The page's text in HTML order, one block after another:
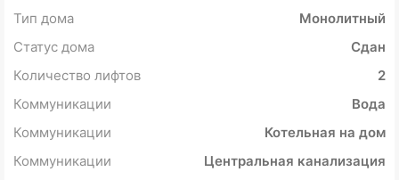
Тип дома
Монолитный
Статус дома
Сдан
Количество лифтов
2
Коммуникации
Вода
Коммуникации
Котельная на дом
Коммуникации
Центральная канализация